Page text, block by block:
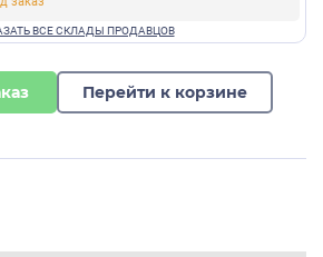
Перейти к корзине